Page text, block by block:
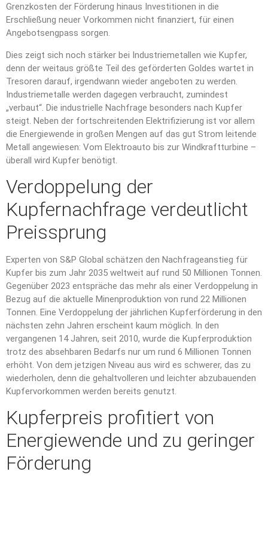
Grenzkosten der Förderung hinaus Investitionen in die
Erschließung neuer Vorkommen nicht finanziert, für einen
Angebotsengpass sorgen.
Dies zeigt sich noch stärker bei Industriemetallen wie Kupfer,
denn der weitaus größte Teil des geförderten Goldes wartet in
Tresoren darauf, irgendwann wieder angeboten zu werden.
Industriemetalle werden dagegen verbraucht, zumindest
„verbaut“. Die industrielle Nachfrage besonders nach Kupfer
steigt. Neben der fortschreitenden Elektrifizierung ist vor allem
die Energiewende in großen Mengen auf das gut Strom leitende
Metall angewiesen: Vom Elektroauto bis zur Windkraftturbine –
überall wird Kupfer benötigt.
Verdoppelung der
Kupfernachfrage verdeutlicht
Preissprung
Experten von S&P Global schätzen den Nachfrageanstieg für
Kupfer bis zum Jahr 2035 weltweit auf rund 50 Millionen Tonnen.
Gegenüber 2023 entspräche das mehr als einer Verdoppelung in
Bezug auf die aktuelle Minenproduktion von rund 22 Millionen
Tonnen. Eine Verdoppelung der jährlichen Kupferförderung in den
nächsten zehn Jahren erscheint kaum möglich. In den
vergangenen 14 Jahren, seit 2010, wurde die Kupferproduktion
trotz des absehbaren Bedarfs nur um rund 6 Millionen Tonnen
erhöht. Von dem jetzigen Niveau aus wird es schwerer, das zu
wiederholen, denn die gehaltvolleren und leichter abzubauenden
Kupfervorkommen werden bereits genutzt.
Kupferpreis profitiert von
Energiewende und zu geringer
Förderung